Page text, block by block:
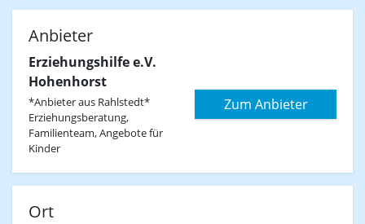
Anbieter
Erziehungshilfe e.V.
Hohenhorst
*Anbieter aus Rahlstedt*
Erziehungsberatung,
Familienteam, Angebote für
Kinder
Zum Anbieter
Ort